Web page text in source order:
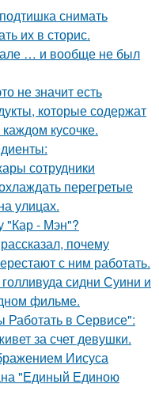
снимать
их в сторис.
… и вообще не был
не значит есть
которые содержат
кусочке.
сотрудники
перегретые
улицах.
"Кар - Мэн"?
почему
с ним работать.
сидни Суини и
фильме.
в Сервисе":
за счет девушки.
Иисуса
"Единый Единою